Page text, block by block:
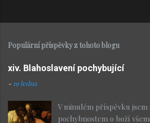
Populární příspěvky z tohoto blogu
xiv. Blahoslavení pochybující
- 19 ledna
V minulém příspěvku
pochybnostem o boží